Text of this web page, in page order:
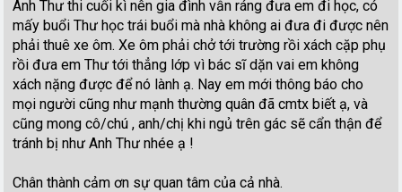
Anh Thư thi cuối kì nên gia đình vẫn ráng đưa em đi học, có
mấy buổi Thư học trái buổi mà nhà không ai đưa đi được nên
phải thuê xe ôm. Xe ôm phải chở tới trường rồi xách cặp phụ
rồi đưa em Thư tới thẳng lớp vì bác sĩ dặn vai em không
xách nặng được để nó lành ạ. Nay em mới thông báo cho
mọi người cũng như mạnh thường quân đã cmtx biết ạ, và
cũng mong cô/chú , anh/chị khi ngủ trên gác sẽ cẩn thận để
tránh bị như Anh Thư nhée ạ !
Chân thành cảm ơn sự quan tâm của cả nhà.